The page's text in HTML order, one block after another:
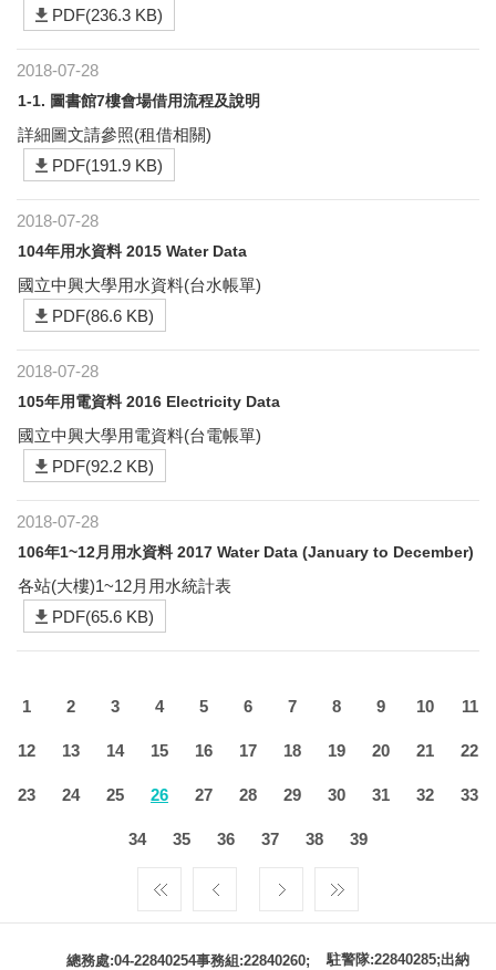
PDF(236.3 KB)
2018-07-28
1-1. 圖書館7樓會場借用流程及說明
詳細圖文請參照(租借相關)
PDF(191.9 KB)
2018-07-28
104年用水資料 2015 Water Data
國立中興大學用水資料(台水帳單)
PDF(86.6 KB)
2018-07-28
105年用電資料 2016 Electricity Data
國立中興大學用電資料(台電帳單)
PDF(92.2 KB)
2018-07-28
106年1~12月用水資料 2017 Water Data (January to December)
各站(大樓)1~12月用水統計表
PDF(65.6 KB)
1 2 3 4 5 6 7 8 9 10 11
12 13 14 15 16 17 18 19 20 21 22
23 24 25 26 27 28 29 30 31 32 33
34 35 36 37 38 39
總務處:04-22840254事務組:22840260; 駐警隊:22840285;出納